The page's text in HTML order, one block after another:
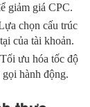
giảm giá CPC.
chọn cấu trúc
của tài khoản.
ưu hóa tốc độ
hành động.